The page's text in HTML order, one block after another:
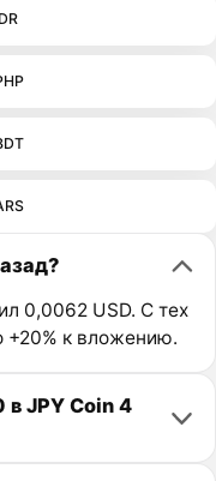
0,0062 USD. С тех
+20% к вложению.
в JPY Coin 4